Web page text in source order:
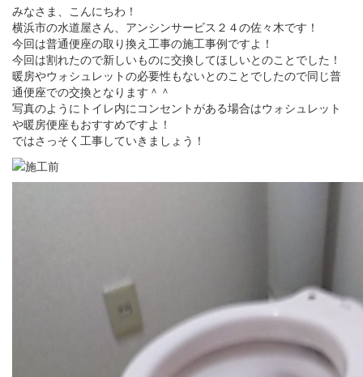
みなさま、こんにちわ！
横浜市の水道屋さん、アンシンサービス２４の佐々木です！
今回は普通便座の取り換え工事の施工事例ですよ！
今回は割れたので新しいものに交換してほしいとのことでした！
暖房やウォシュレットの必要性もないとのことでしたので同じ普
通便座での交換となります＾＾
写真のようにトイレ内にコンセントがある場合はウォシュレット
や暖房便座もおすすめですよ！
ではさっそく工事していきましょう！